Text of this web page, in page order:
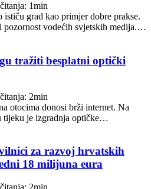
1min
grad kao primjer dobre prakse.
vodećih svjetskih medija.…
tražiti besplatni optički
2min
otocima donosi brži internet. Na
tijeku je izgradnja optičke…
za razvoj hrvatskih
18 milijuna eura
2min